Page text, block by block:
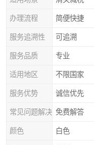
办理流程 简便快捷
服务追溯性 可追溯
服务品质 专业
适用地区 不限国家
服务优势 诚信优先
常见问题解决 免费解答
颜色 白色